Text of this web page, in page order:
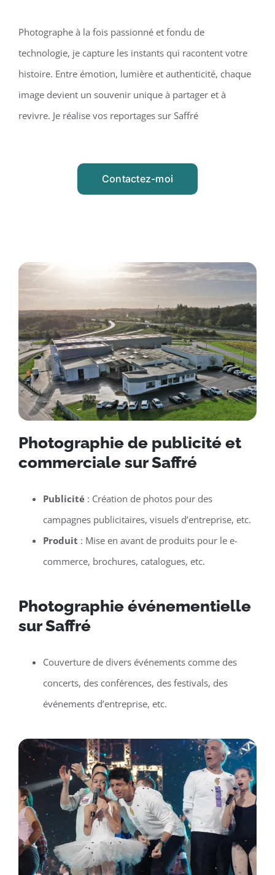
Photographe à la fois passionné et fondu de
technologie, je capture les instants qui racontent votre
histoire. Entre émotion, lumière et authenticité, chaque
image devient un souvenir unique à partager et à
revivre. Je réalise vos reportages sur Saffré
Contactez-moi
Photographie de publicité et
commerciale sur Saffré
Publicité: Création de photos pour des
campagnes publicitaires, visuels d’entreprise, etc.
Produit : Mise en avant de produits pour le e-
commerce, brochures, catalogues, etc.
Photographie événementielle
sur Saffré
Couverture de divers événements comme des
concerts, des conférences, des festivals, des
événements d’entreprise, etc.